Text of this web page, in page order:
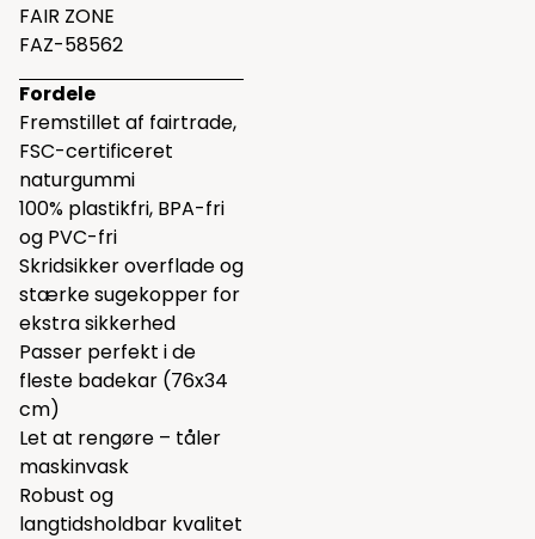
FAIR ZONE
FAZ-58562
Fordele
Fremstillet af fairtrade,
FSC-certificeret
naturgummi
100% plastikfri, BPA-fri
og PVC-fri
Skridsikker overflade og
stærke sugekopper for
ekstra sikkerhed
Passer perfekt i de
fleste badekar (76x34
cm)
Let at rengøre – tåler
maskinvask
Robust og
langtidsholdbar kvalitet